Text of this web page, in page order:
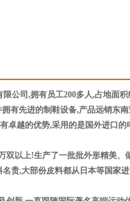
公司,拥有员工200多人,占地面
有先进的制鞋设备,产品远销东
卓越的优势,采用的是国外进口
以上!生产了一批批外形精美
贵,大部份皮料都从日本等国家